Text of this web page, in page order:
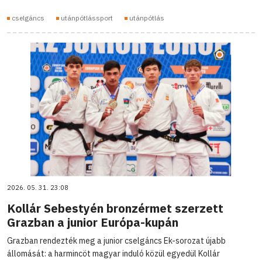
cselgáncs utánpótlássport utánpótlás
2026. 05. 31. 23:08
Kollár Sebestyén bronzérmet szerzett
Grazban a junior Európa-kupán
Grazban rendezték meg a junior cselgáncs Ek-sorozat újabb
állomását: a harmincöt magyar induló közül egyedül Kollár